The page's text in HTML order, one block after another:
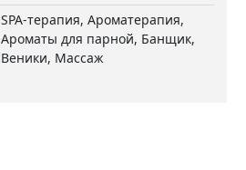
SPA-терапия, Ароматерапия,
Ароматы для парной, Банщик,
Веники, Массаж